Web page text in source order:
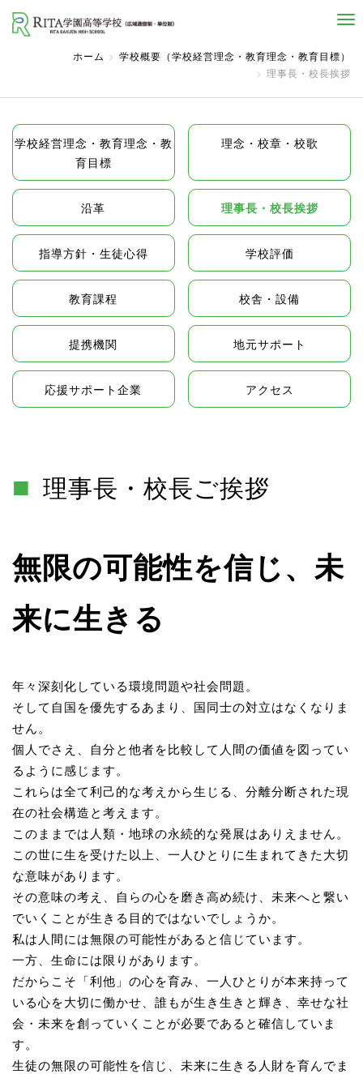
自己実現と社会貢献を志す人へ
ホーム
学校概要（学校経営理念・教育理念・教育目標）
理事長・校長挨拶
学校経営理念・教育理念・教
育目標
理念・校章・校歌
沿革 理事長・校長挨拶
指導方針・生徒心得 学校評価
教育課程 校舎・設備
提携機関 地元サポート
応援サポート企業 アクセス
理事長・校長ご挨拶
無限の可能性を信じ、未
来に生きる
年々深刻化している環境問題や社会問題。
そして自国を優先するあまり、国同士の対立はなくなりま
せん。
個人でさえ、自分と他者を比較して人間の価値を図ってい
るように感じます。
これらは全て利己的な考えから生じる、分離分断された現
在の社会構造と考えます。
このままでは人類・地球の永続的な発展はありえません。
この世に生を受けた以上、一人ひとりに生まれてきた大切
な意味があります。
その意味の考え、自らの心を磨き高め続け、未来へと繋い
でいくことが生きる目的ではないでしょうか。
私は人間には無限の可能性があると信じています。
一方、生命には限りがあります。
だからこそ「利他」の心を育み、一人ひとりが本来持って
いる心を大切に働かせ、誰もが生き生きと輝き、幸せな社
会・未来を創っていくことが必要であると確信していま
す。
生徒の無限の可能性を信じ、未来に生きる人財を育んでま